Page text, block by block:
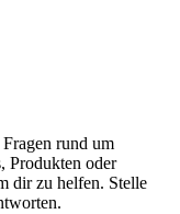
rund um
Produkten oder
dir zu helfen. Stelle